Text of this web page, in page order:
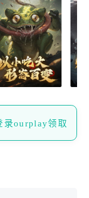
录ourplay领取